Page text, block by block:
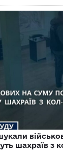
шахраїв з